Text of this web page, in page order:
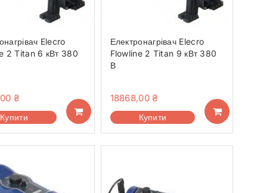
Elecro
2 Titan 6 кВт 380
₴
Купити
Електронагрівач Elecro
Flowline 2 Titan 9 кВт 380
В
18868,00₴
Купити